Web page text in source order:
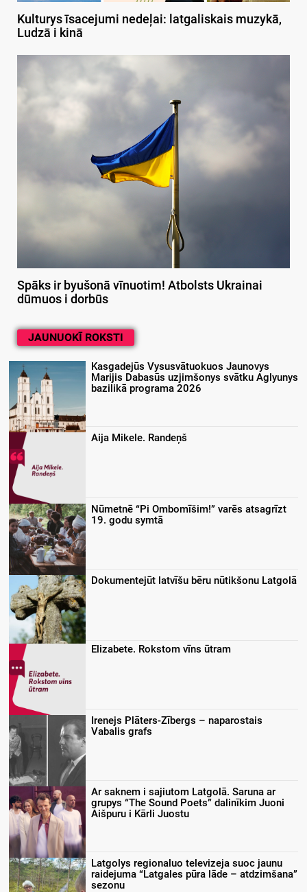
Kulturys īsacejumi nedeļai: latgaliskais muzykā,
Ludzā i kinā
Spāks ir byušonā vīnuotim! Atbolsts Ukrainai
dūmuos i dorbūs
JAUNUOKĪ ROKSTI
Kasgadejūs Vysusvātuokuos Jaunovys
Marijis Dabasūs uzjimšonys svātku Aglyunys
bazilikā programa 2026
Aija Mikele. Randeņš
Nūmetnē “Pi Ombomīšim!” varēs atsagrīzt
19. godu symtā
Dokumentejūt latvīšu bēru nūtikšonu Latgolā
Elizabete. Rokstom vīns ūtram
Irenejs Plāters-Zībergs – naparostais
Vabalis grafs
Ar saknem i sajiutom Latgolā. Saruna ar
grupys “The Sound Poets” dalinīkim Juoni
Aišpuru i Kārli Juostu
Latgolys regionaluo televizeja suoc jaunu
raidejuma “Latgales pūra lāde – atdzimšana”
sezonu